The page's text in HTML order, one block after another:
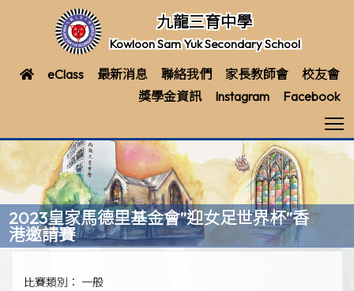
九龍三育中學
Kowloon Sam Yuk Secondary School
eClass 最新消息 聯絡我們 家長教師會
校友會
獎學金資訊
Instagram Facebook
2023皇家馬德里基金會”迎女足世界杯”香
港邀請賽
比賽類別： 一般